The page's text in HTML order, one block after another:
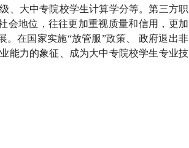
、大中专院校学生计算学分等。第三方职
会地位，往往更加重视质量和信用，更加
在国家实施“放管服”政策、 政府退出非
能力的象征、成为大中专院校学生专业技